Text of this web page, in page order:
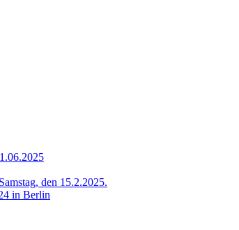
den 15.2.2025.
in Berlin